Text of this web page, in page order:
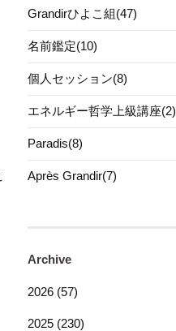
Grandirひよこ組(47)
名前鑑定(10)
個人セッション(8)
エネルギー哲学上級講座(2)
Paradis(8)
Après Grandir(7)
Archive
2026 (57)
2025 (230)